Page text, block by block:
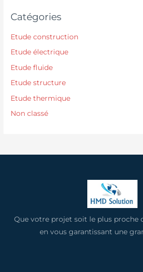
Catégories
Etude construction
Etude électrique
Etude fluide
Etude structure
Etude thermique
Non classé
Que votre projet soit le plus proche
en vous garantissant une